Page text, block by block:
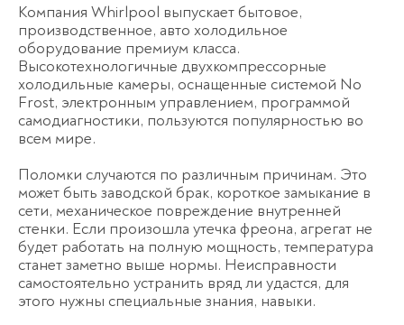
Компания Whirlpool выпускает бытовое,
производственное, авто холодильное
оборудование премиум класса.
Высокотехнологичные двухкомпрессорные
холодильные камеры, оснащенные системой No
Frost, электронным управлением, программой
самодиагностики, пользуются популярностью во
всем мире.
Поломки случаются по различным причинам. Это
может быть заводской брак, короткое замыкание в
сети, механическое повреждение внутренней
стенки. Если произошла утечка фреона, агрегат не
будет работать на полную мощность, температура
станет заметно выше нормы. Неисправности
самостоятельно устранить вряд ли удастся, для
этого нужны специальные знания, навыки.